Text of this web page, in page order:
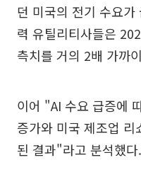
던 미국의 전기 수요
력 유틸리티사들은
측치를 거의 2배 가까
이어 "AI 수요 급증에
증가와 미국 제조업 리
된 결과"라고 분석했다.